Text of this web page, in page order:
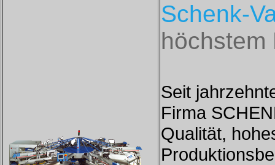
Schenk-
höchstem
Seit
Firma
Qualität,